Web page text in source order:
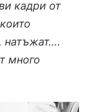
кадри от
натъжат….
много